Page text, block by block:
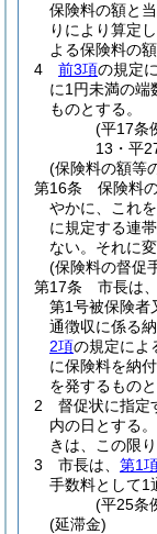
保険料の額と
りにより算定
よる保険料の
4
前3項の規定
に1円未満の端
ものとする。
(平17条
13・平
(保険料の額等
第16条
保険料
やかに、これ
に規定する連
ない。 それに
(保険料の督促
第17条
市長は
第1号被保険者
通徴収に係る
2項の規定によ
に保険料を納
を発するものと
2
督促状に指定
内の日とする。
きは、この限り
3
市長は、 第1
手数料として1
(平25条
(延滞金)